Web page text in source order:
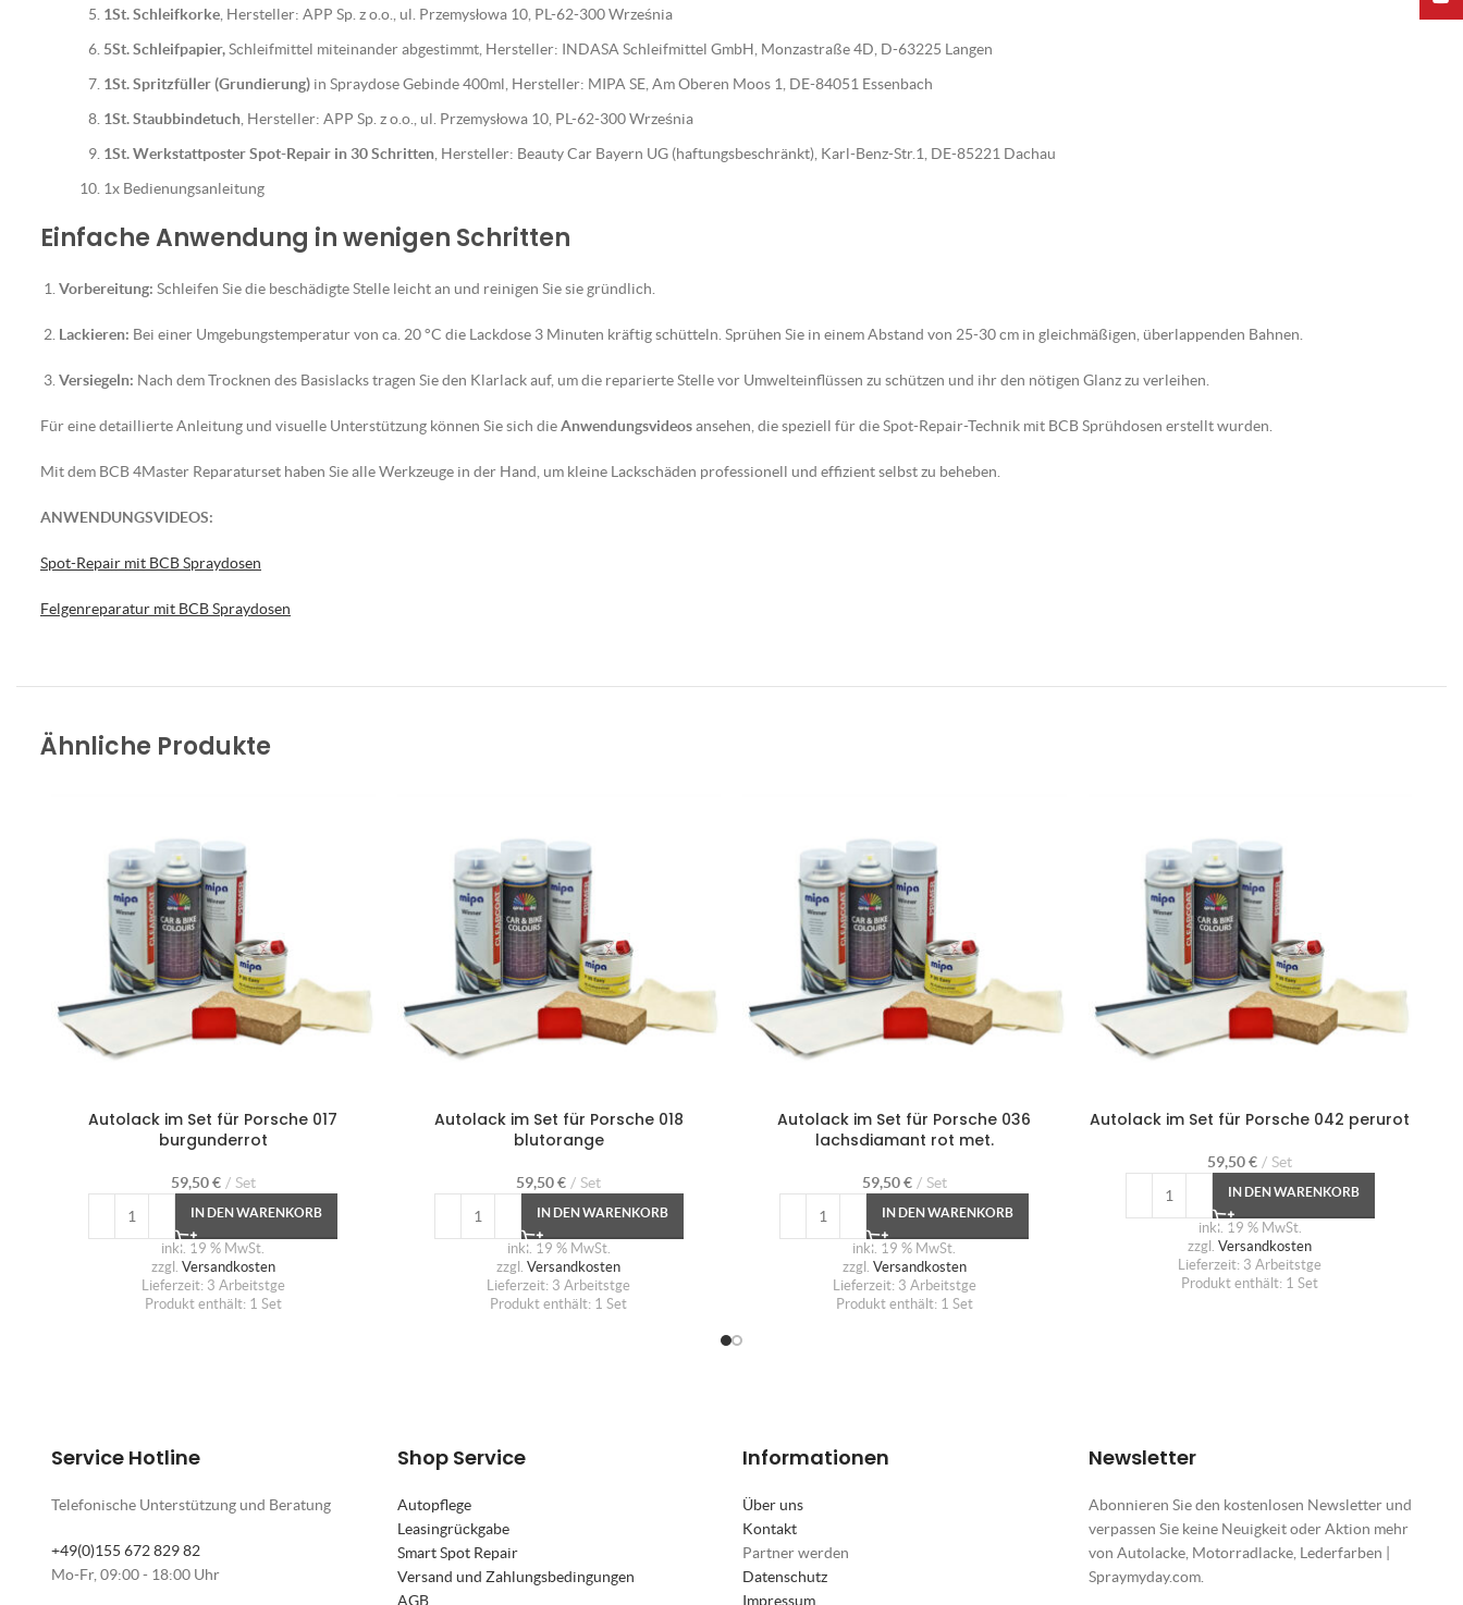
1St. Schleifkorke , Hersteller: APP Sp. z o.o., ul. Przemysłowa 10, PL-62-300 Września
5St. Schleifpapier,Schleifmittel miteinander abgestimmt, Hersteller: INDASA Schleifmittel GmbH, Monzastraße 4D, D-63225 Langen
1St. Spritzfüller (Grundierung) in Spraydose Gebinde 400ml, Hersteller: MIPA SE, Am Oberen Moos 1, DE-84051 Essenbach
1St. Staubbindetuch , Hersteller: APP Sp. z o.o., ul. Przemysłowa 10, PL-62-300 Września
1St. Werkstattposter Spot-Repair in 30 Schritten , Hersteller: Beauty Car Bayern UG (haftungsbeschränkt), Karl-Benz-Str.1, DE-85221 Dachau
1x Bedienungsanleitung
Einfache Anwendung in wenigen Schritten
Vorbereitung: Schleifen Sie die beschädigte Stelle leicht an und reinigen Sie sie gründlich.
Lackieren: Bei einer Umgebungstemperatur von ca. 20 °C die Lackdose 3 Minuten kräftig schütteln. Sprühen Sie in einem Abstand von 25-30 cm in gleichmäßigen, überlappenden Bahnen.
Versiegeln: Nach dem Trocknen des Basislacks tragen Sie den Klarlack auf, um die reparierte Stelle vor Umwelteinflüssen zu schützen und ihr den nötigen Glanz zu verleihen.
Für eine detaillierte Anleitung und visuelle Unterstützung können Sie sich dieAnwendungsvideosansehen, die speziell für die Spot-Repair-Technik mit BCB Sprühdosen erstellt wurden.
Mit dem BCB 4Master Reparaturset haben Sie alle Werkzeuge in der Hand, um kleine Lackschäden professionell und effizient selbst zu beheben.
ANWENDUNGSVIDEOS:
Spot-Repair mit BCB Spraydosen
Felgenreparatur mit BCB Spraydosen
Ähnliche Produkte
Autolack im Set für Porsche 017
burgunderrot
59,50€ Set
IN DEN WARENKORB
inkl. 19 % MwSt.
zzgl. Versandkosten
Lieferzeit: 3 Arbeitstge
Produkt enthält: 1 Set
Autolack im Set für Porsche 018
blutorange
59,50€ Set
IN DEN WARENKORB
inkl. 19 % MwSt.
zzgl.Versandkosten
Lieferzeit: 3 Arbeitstge
Produkt enthält: 1Set
Autolack im Set für Porsche 036
lachsdiamant rot met.
59,50€ Set
IN DEN WARENKORB
inkl. 19 % MwSt.
zzgl. Versandkosten
Lieferzeit: 3 Arbeitstge
Produkt enthält: 1 Set
Autolack im Set für Porsche 042 perurot
59,50€ Set
IN DEN WARENKORB
inkl. 19 % MwSt.
zzgl.Versandkosten
Lieferzeit: 3 Arbeitstge
Produkt enthält: 1Set
Service Hotline
Telefonische Unterstützung und Beratung
+49(0)155 672 829 82
Mo-Fr, 09:00 - 18:00 Uhr
Shop Service
Autopflege
Leasingrückgabe
Smart Spot Repair
Versand und Zahlungsbedingungen
AGB
Informationen
Über uns
Kontakt
Partner werden
Datenschutz
Impressum
Newsletter
Abonnieren Sie den kostenlosen Newsletter und
verpassen Sie keine Neuigkeit oder Aktion mehr
von Autolacke, Motorradlacke, Lederfarben |
Spraymyday.com.